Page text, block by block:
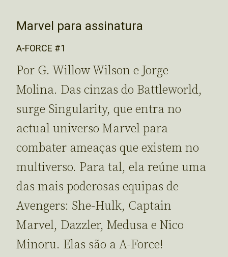
Marvel para assinatura
A-FORCE #1
Por G. Willow Wilson e Jorge
Molina. Das cinzas do Battleworld,
surge Singularity, que entra no
actual universo Marvel para
combater ameaças que existem no
multiverso. Para tal, ela reúne uma
das mais poderosas equipas de
Avengers: She-Hulk, Captain
Marvel, Dazzler, Medusa e Nico
Minoru. Elas são a A-Force!